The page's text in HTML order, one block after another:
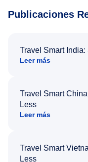
Publicaciones
Travel Smart
Leer más
Travel Smart
Less
Leer más
Travel Smart
Less